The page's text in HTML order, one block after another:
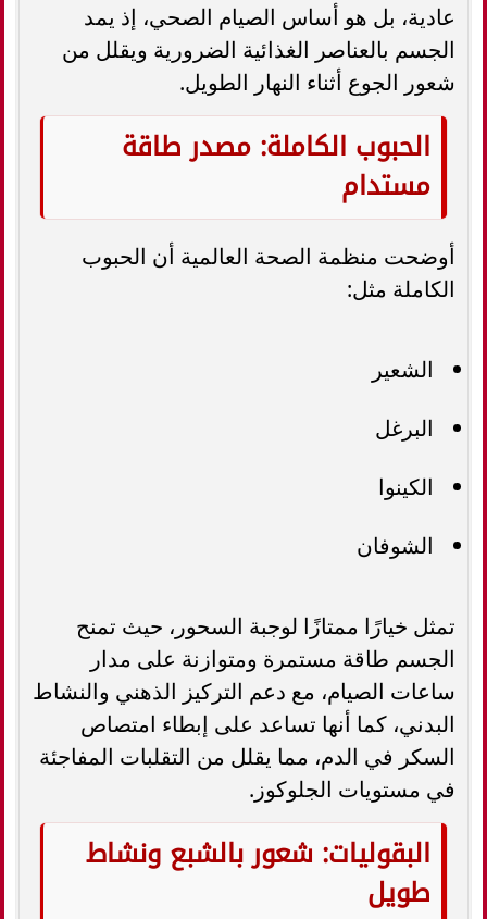
عادية، بل هو أساس الصيام الصحي، إذ يمد
الجسم بالعناصر الغذائية الضرورية ويقلل من
شعور الجوع أثناء النهار الطويل.
الحبوب الكاملة: مصدر طاقة
مستدام
أوضحت منظمة الصحة العالمية أن الحبوب
الكاملة مثل:
الشعير
البرغل
الكينوا
الشوفان
تمثل خيارًا ممتازًا لوجبة السحور، حيث تمنح
الجسم طاقة مستمرة ومتوازنة على مدار
ساعات الصيام، مع دعم التركيز الذهني والنشاط
البدني، كما أنها تساعد على إبطاء امتصاص
السكر في الدم، مما يقلل من التقلبات المفاجئة
في مستويات الجلوكوز.
البقوليات: شعور بالشبع ونشاط
طويل